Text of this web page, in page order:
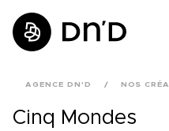
AGENCE DN'D NOS
Cinq Mondes